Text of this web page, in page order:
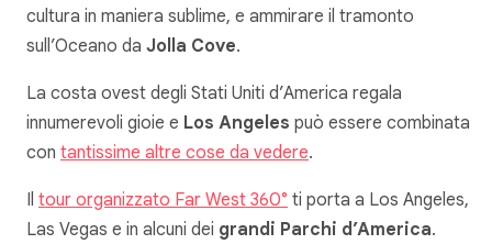
cultura in maniera sublime, e ammirare il tramonto
sull’Oceano da Jolla Cove.
La costa ovest degli Stati Uniti d’America regala
innumerevoli gioie e Los Angeles può essere combinata
con tantissime altre cose da vedere.
Il tour organizzato Far West 360° ti porta a Los Angeles,
Las Vegas e in alcuni dei grandi Parchi d’America.